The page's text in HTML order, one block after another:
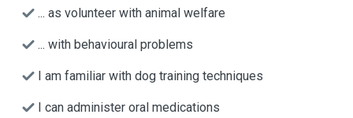
... as volunteer with animal welfare
... with behavioural problems
I am familiar with dog training techniques
I can administer oral medications